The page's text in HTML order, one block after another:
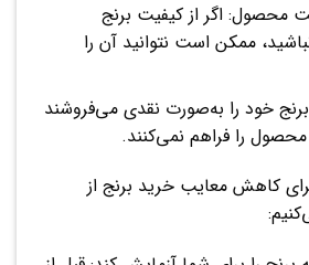
محصول: اگر از کیفیت برنج
ممکن است نتوانید آن را
برنج خود را به‌صورت نقدی می‌فروشند
را فراهم نمی‌کنند.
کاهش معایب خرید برنج از